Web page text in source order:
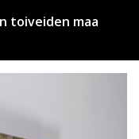
toiveiden maa